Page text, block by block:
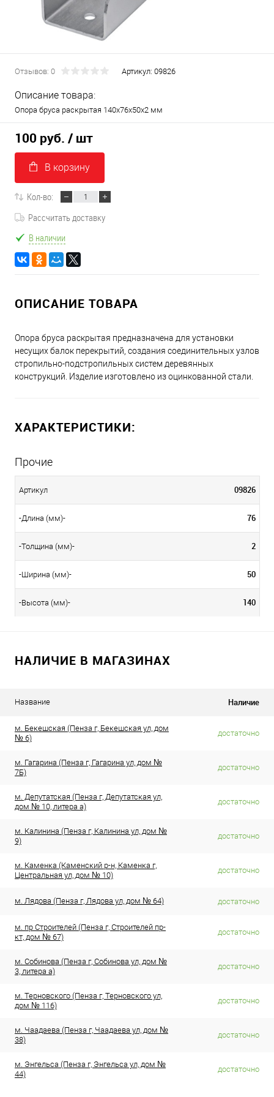
Отзывов: 0 Артикул: 09826
Описание товара:
Опора бруса раскрытая 140х76х50х2 мм
100 руб. / шт
В корзину
Кол-во:
Рассчитать доставку
В наличии
ОПИСАНИЕ ТОВАРА
Опора бруса раскрытая предназначена для установки
несущих балок перекрытий, создания соединительных узлов
стропильно-подстропильных систем деревянных
конструкций. Изделие изготовлено из оцинкованной стали.
ХАРАКТЕРИСТИКИ:
Прочие
Артикул 09826
-Длина (мм)- 76
-Толщина (мм)- 2
-Ширина (мм)- 50
-Высота (мм)- 140
НАЛИЧИЕ В МАГАЗИНАХ
Название Наличие
м. Бекешская (Пенза г, Бекешская ул, дом
№ 6)
достаточно
м. Гагарина (Пенза г, Гагарина ул, дом №
7Б)
достаточно
м. Депутатская (Пенза г, Депутатская ул,
дом № 10, литера а)
достаточно
м. Калинина (Пенза г, Калинина ул, дом №
9)
достаточно
м. Каменка (Каменский р-н, Каменка г,
Центральная ул, дом № 10)
достаточно
м. Лядова (Пенза г, Лядова ул, дом № 64) достаточно
м. пр Строителей (Пенза г, Строителей пр-
кт, дом № 67)
достаточно
м. Собинова (Пенза г, Собинова ул, дом №
3, литера а)
достаточно
м. Терновского (Пенза г, Терновского ул,
дом № 116)
достаточно
м. Чаадаева (Пенза г, Чаадаева ул, дом №
38)
достаточно
м. Энгельса (Пенза г, Энгельса ул, дом №
44)
достаточно